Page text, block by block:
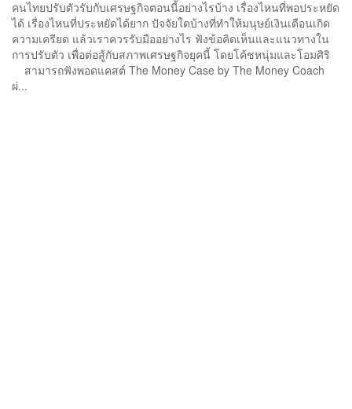
คนไทยปรับตัวรับกับเศรษฐกิจตอนนี้อย่างไรบ้าง เรื่องไหนที่พอประหยัด
ได้ เรื่องไหนที่ประหยัดได้ยาก ปัจจัยใดบ้างที่ทำให้มนุษย์เงินเดือนเกิด
ความเครียด แล้วเราควรรับมืออย่างไร ฟังข้อคิดเห็นและแนวทางใน
การปรับตัว เพื่อต่อสู้กับสภาพเศรษฐกิจยุคนี้ โดยโค้ชหนุ่มและโอมศิริ
สามารถฟังพอดแคสต์ The Money Case by The Money Coach
ผ่...